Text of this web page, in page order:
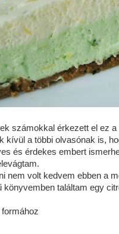
számokkal érkezett el ez
kívül a többi olvasónak is,
és érdekes embert
nem volt kedvem ebben a
találtam egy